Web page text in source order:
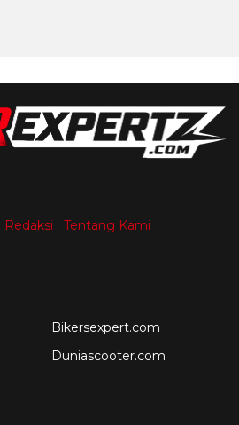
Redaksi
Tentang Kami
Bikersexpert.com
Duniascooter.com